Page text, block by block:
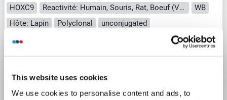
This website uses cookies
We use cookies to personalise content and ads, to
HOXC9 Reactivité: Humain, Souris, Rat, Boeuf (Vache), Chévre, Lapin, Roussette (Chauve-souris), Singe, Hamster
WB
Hôte: Lapin
Polyclonal unconjugated